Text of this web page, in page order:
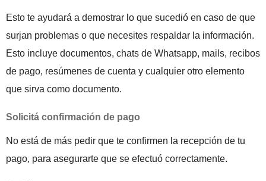
Esto te ayudará a demostrar lo que sucedió en caso de que
surjan problemas o que necesites respaldar la información.
Esto incluye documentos, chats de Whatsapp, mails, recibos
de pago, resúmenes de cuenta y cualquier otro elemento
que sirva como documento.
Solicitá confirmación de pago
No está de más pedir que te confirmen la recepción de tu
pago, para asegurarte que se efectuó correctamente.